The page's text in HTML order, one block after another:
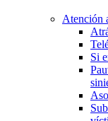
Atención
Si